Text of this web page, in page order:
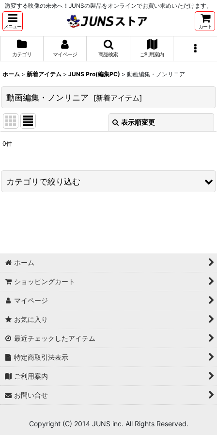
激変する映像の未来へ！JUNSの製品をオンラインでお買い求めいただけます。
メニュー カート
カテゴリ マイページ 商品検索 ご利用案内
ホーム > 新着アイテム > JUNS Pro(編集PC) > 動画編集・ノンリニア
動画編集・ノンリニア [新着アイテム]
表示順変更
並び順:
0件
カテゴリで絞り込む
DAW/DTM
ホーム
ショッピングカート
マイページ
お気に入り
最近チェックしたアイテム
特定商取引法表示
ご利用案内
お問い合せ
Copyright (C) 2014 JUNS inc. All Rights Reserved.